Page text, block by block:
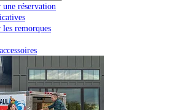
une réservation
les remorques